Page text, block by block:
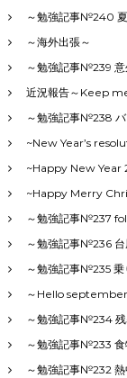
～勉強記事№240
～海外出張～
～勉強記事№239 意
近況報告～Keep
～勉強記事№238 バ
~New Year’s
~Happy New Year
~Happy Merry
～勉強記事№237
～勉強記事№236 台
～勉強記事№235 乗
～Hello
～勉強記事№234 残
～勉強記事№233 食
～勉強記事№232 熱